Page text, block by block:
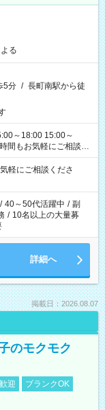
る
5分 / 長町南駅から徒
軽にご相談くださ
/ 40～50代活躍中 / 副
/ 10名以上の大量募
詳細へ
掲載日：2026.08.07
のモクモク
迎
ブランクOK